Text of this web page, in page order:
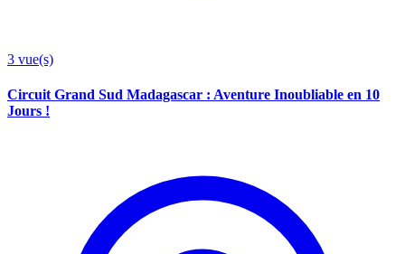
3 vue(s)
Circuit Grand Sud Madagascar : Aventure Inoubliable en 10
Jours !